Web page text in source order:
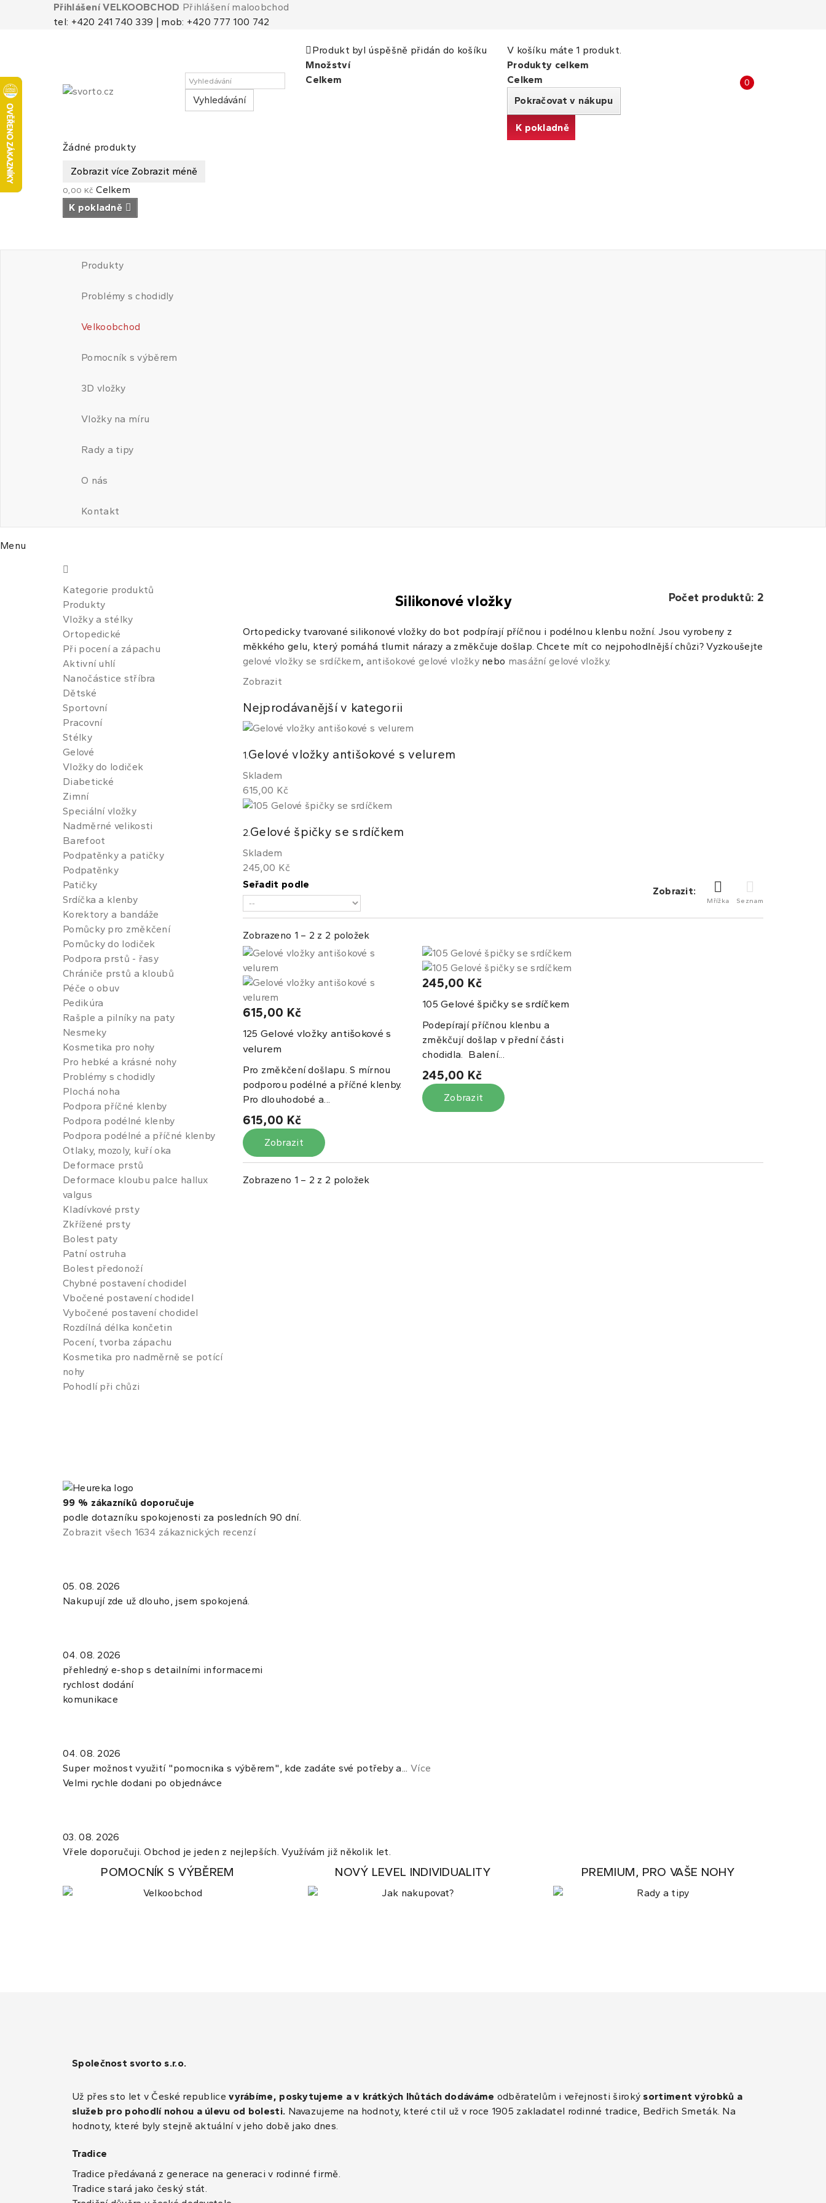
Přihlášení VELKOOBCHOD Přihlášení maloobchod
tel: +420 241 740 339 | mob: +420 777 100 742
Vyhledávání
Košík
(prázdný)
Žádné produkty
Zobrazit více Zobrazit méně
0,00 Kč Celkem
K pokladně
Produkt byl úspěšně přidán do košíku
Množství
Celkem
V košíku máte 1 produkt.
Produkty celkem
Celkem
Pokračovat v nákupu
K pokladně
Porovnat
0
Produkty
Problémy s chodidly
Velkoobchod
Pomocník s výběrem
3D vložky
Vložky na míru
Rady a tipy
O nás
Kontakt
Menu
Kategorie produktů
Produkty
Vložky a stélky
Ortopedické
Při pocení a zápachu
Aktivní uhlí
Nanočástice stříbra
Dětské
Sportovní
Pracovní
Stélky
Gelové
Vložky do lodiček
Diabetické
Zimní
Speciální vložky
Nadměrné velikosti
Barefoot
Podpatěnky a patičky
Podpatěnky
Patičky
Srdíčka a klenby
Korektory a bandáže
Pomůcky pro změkčení
Pomůcky do lodiček
Podpora prstů - řasy
Chrániče prstů a kloubů
Péče o obuv
Pedikúra
Rašple a pilníky na paty
Nesmeky
Kosmetika pro nohy
Pro hebké a krásné nohy
Problémy s chodidly
Plochá noha
Podpora příčné klenby
Podpora podélné klenby
Podpora podélné a příčné klenby
Otlaky, mozoly, kuří oka
Deformace prstů
Deformace kloubu palce hallux
valgus
Kladívkové prsty
Zkřížené prsty
Bolest paty
Patní ostruha
Bolest předonoží
Chybné postavení chodidel
Vbočené postavení chodidel
Vybočené postavení chodidel
Rozdílná délka končetin
Pocení, tvorba zápachu
Kosmetika pro nadměrně se potící
nohy
Pohodlí při chůzi
Silikonové vložky Počet produktů: 2
Ortopedicky tvarované silikonové vložky do bot podpírají příčnou i podélnou klenbu nožní. Jsou vyrobeny z
měkkého gelu, který pomáhá tlumit nárazy a změkčuje došlap. Chcete mít co nejpohodlnější chůzi? Vyzkoušejte
gelové vložky se srdíčkem, antišokové gelové vložkynebo masážní gelové vložky.
Zobrazit
Nejprodávanější v kategorii
1.Gelové vložky antišokové s velurem
Skladem
615,00 Kč
2.Gelové špičky se srdíčkem
Skladem
245,00 Kč
Zobrazit:
Mřížka Seznam
Seřadit podle
Zobrazeno 1 – 2 z 2 položek
615,00 Kč
125 Gelové vložky antišokové s
velurem
Pro změkčení došlapu. S mírnou
podporou podélné a příčné klenby.
Pro dlouhodobé a...
615,00 Kč
Zobrazit
245,00 Kč
105 Gelové špičky se srdíčkem
Podepírají příčnou klenbu a
změkčují došlap v přední části
chodidla. Balení...
245,00 Kč
Zobrazit
Zobrazeno 1 – 2 z 2 položek
99 % zákazníků doporučuje
podle dotazníku spokojenosti za posledních 90 dní.
Zobrazit všech 1634 zákaznických recenzí
05. 08. 2026
Nakupují zde už dlouho, jsem spokojená.
04. 08. 2026
přehledný e-shop s detailními informacemi
rychlost dodání
komunikace
04. 08. 2026
Super možnost využití "pomocnika s výběrem", kde zadáte své potřeby a... Více
Velmi rychle dodani po objednávce
03. 08. 2026
Vřele doporučuji. Obchod je jeden z nejlepších. Využívám již několik let.
POMOCNÍK S VÝBĚREM NOVÝ LEVEL INDIVIDUALITY PREMIUM, PRO VAŠE NOHY
Společnost svorto s.r.o.
Už přes sto let v České republicevyrábíme, poskytujeme a v krátkých lhůtách dodáváme odběratelům i veřejnosti široký sortiment výrobků a
služeb pro pohodlí nohou a úlevu od bolesti. Navazujeme na hodnoty, které ctil už v roce 1905 zakladatel rodinné tradice, Bedřich Smeták. Na
hodnoty, které byly stejně aktuální v jeho době jako dnes.
Tradice
Tradice předávaná z generace na generaci v rodinné firmě.
Tradice stará jako český stát.